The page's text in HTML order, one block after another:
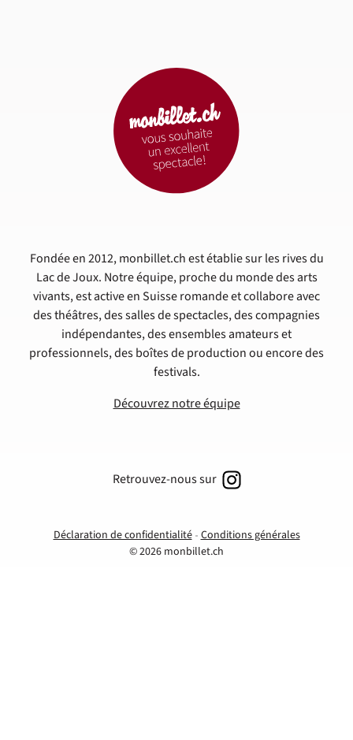
Fondée en 2012, monbillet.ch est établie sur les rives du
Lac de Joux. Notre équipe, proche du monde des arts
vivants, est active en Suisse romande et collabore avec
des théâtres, des salles de spectacles, des compagnies
indépendantes, des ensembles amateurs et
professionnels, des boîtes de production ou encore des
festivals.
Découvrez notre équipe
Déclaration de confidentialité Conditions générales
© 2026 monbillet.ch
Retrouvez-nous sur